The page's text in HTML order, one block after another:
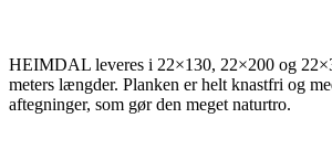
HEIMDAL leveres i 22×130, 22×200 og
meters længder. Planken er helt knastfri og
aftegninger, som gør den meget naturtro.